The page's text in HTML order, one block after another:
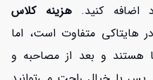
اضافه کنید.هزینه کلاس
در هایتاکی متفاوت است، اما
هستند و بعد از مصاحبه و